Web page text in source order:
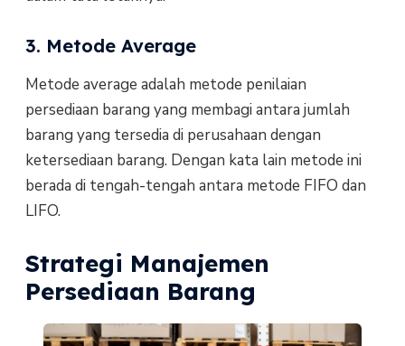
3. Metode Average
Metode average adalah metode penilaian
persediaan barang yang membagi antara jumlah
barang yang tersedia di perusahaan dengan
ketersediaan barang. Dengan kata lain metode ini
berada di tengah-tengah antara metode FIFO dan
LIFO.
Strategi Manajemen
Persediaan Barang